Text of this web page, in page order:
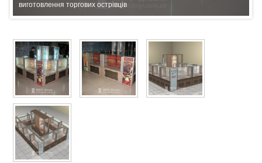
виготовлення торгових острівців